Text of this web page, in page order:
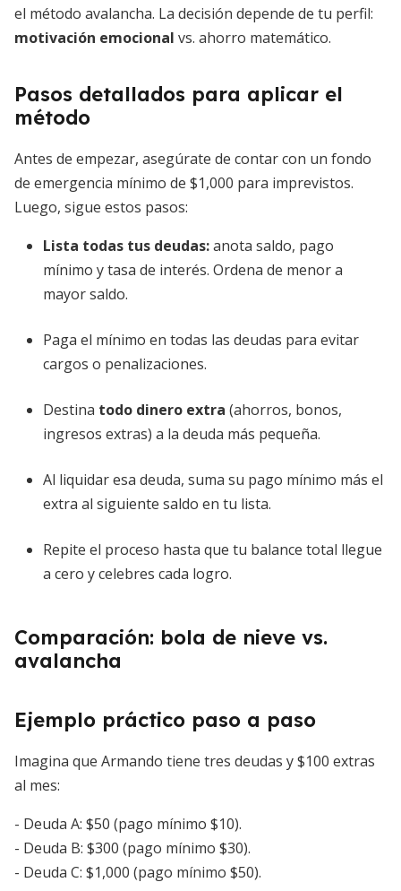
el método avalancha. La decisión depende de tu perfil:
motivación emocional vs. ahorro matemático.
Pasos detallados para aplicar el
método
Antes de empezar, asegúrate de contar con un fondo
de emergencia mínimo de $1,000 para imprevistos.
Luego, sigue estos pasos:
Lista todas tus deudas:anota saldo, pago
mínimo y tasa de interés. Ordena de menor a
mayor saldo.
Paga el mínimo en todas las deudas para evitar
cargos o penalizaciones.
Destina todo dinero extra (ahorros, bonos,
ingresos extras) a la deuda más pequeña.
Al liquidar esa deuda, suma su pago mínimo más el
extra al siguiente saldo en tu lista.
Repite el proceso hasta que tu balance total llegue
a cero y celebres cada logro.
Comparación: bola de nieve vs.
avalancha
Ejemplo práctico paso a paso
Imagina que Armando tiene tres deudas y $100 extras
al mes:
- Deuda A: $50 (pago mínimo $10).
- Deuda B: $300 (pago mínimo $30).
- Deuda C: $1,000 (pago mínimo $50).